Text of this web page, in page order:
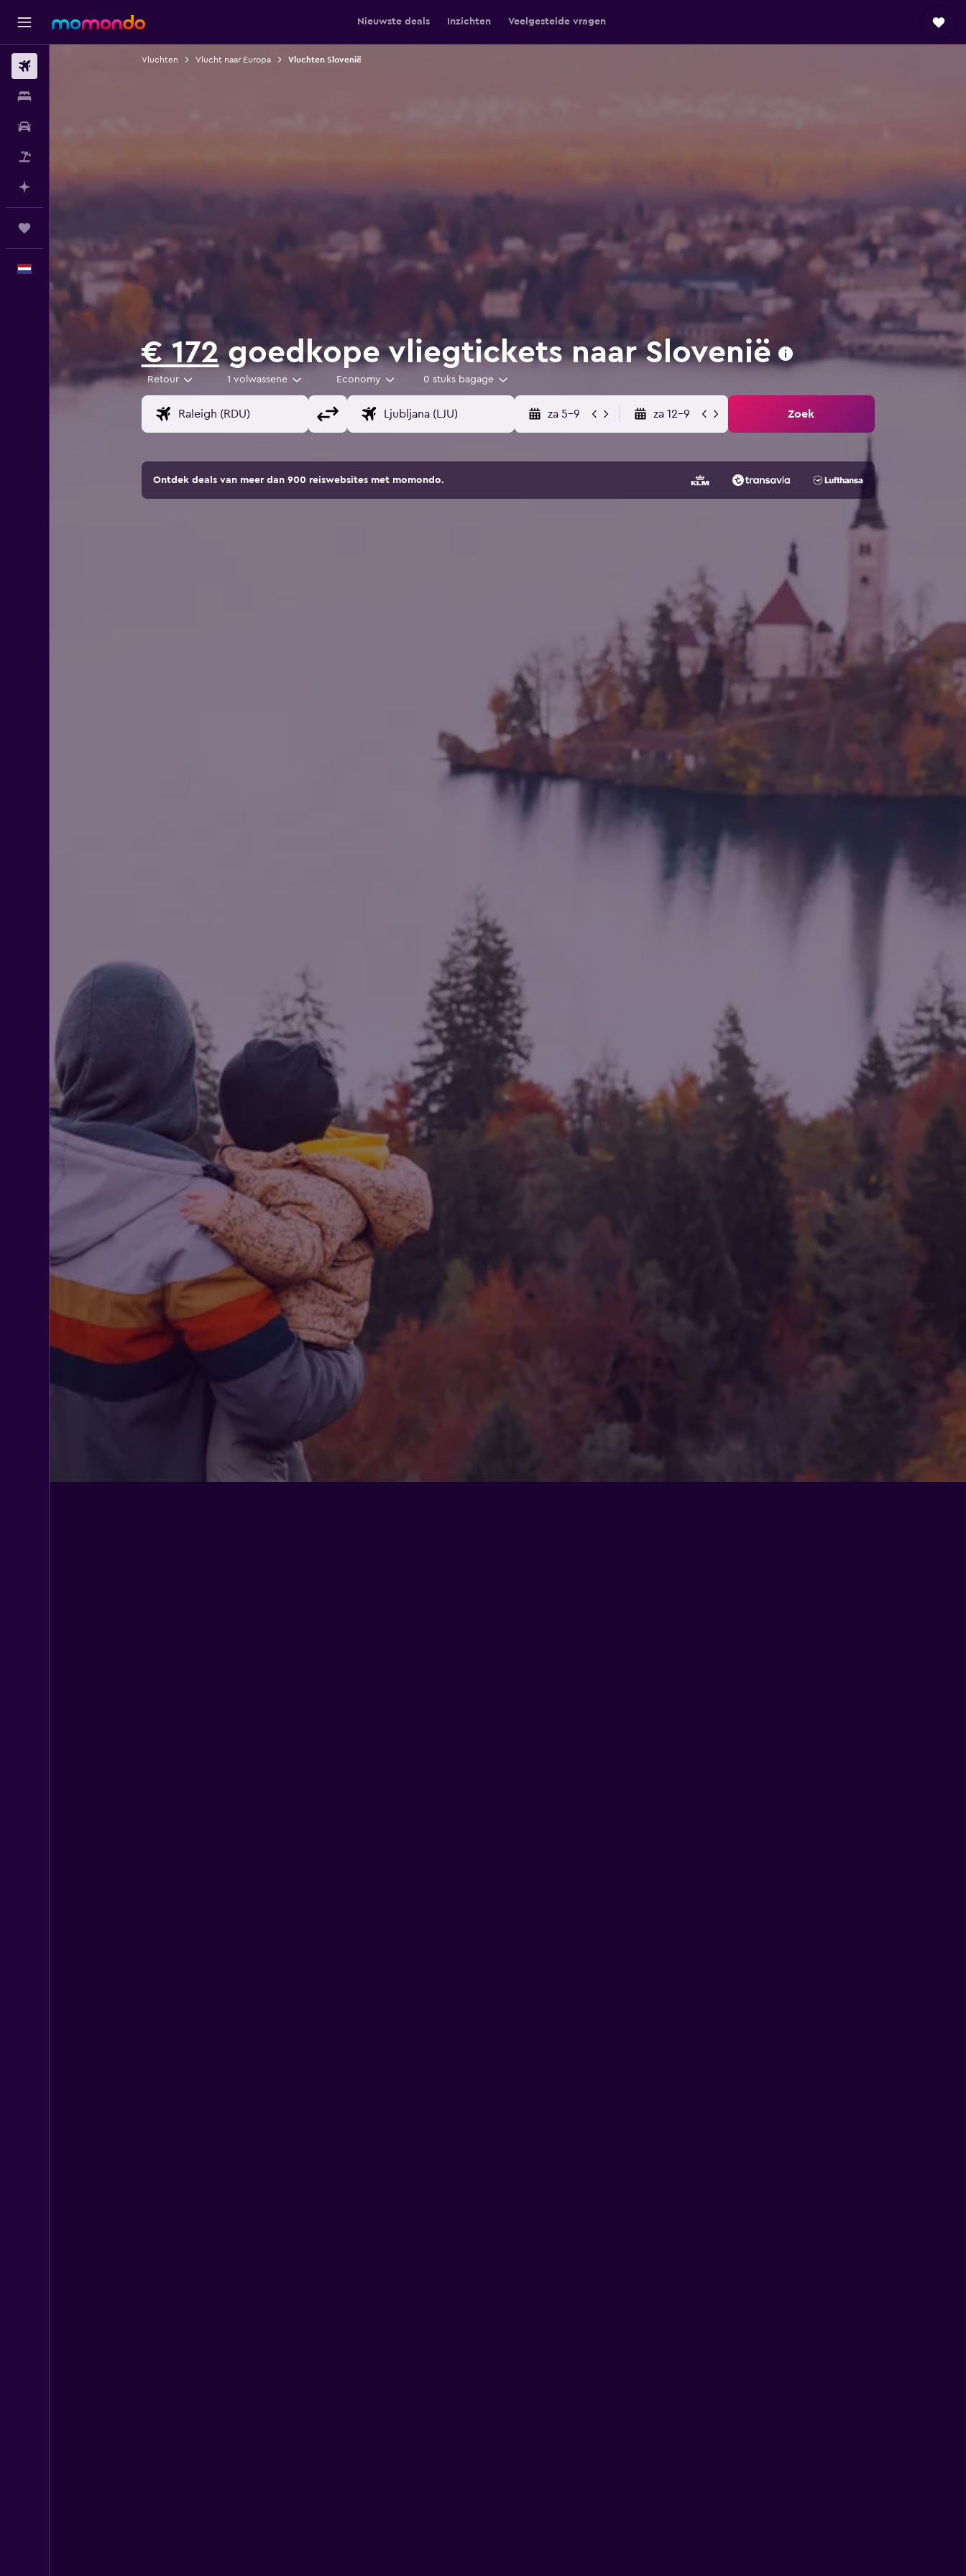
Nieuwste deals Inzichten Veelgestelde vragen
Nederlands
Vluchten Vlucht naar Europa Vluchten Slovenië
€ 172 goedkope vliegtickets naar Slovenië
Retour 1 volwassene Economy 0 stuks bagage
za 5-9 za 12-9 Zoek
Ontdek deals van meer dan 900 reiswebsites met momondo.